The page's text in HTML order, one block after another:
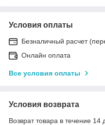
Условия оплаты
Безналичный расчет
Онлайн оплата
Все условия оплаты
Условия возврата
Возврат товара в течение 14